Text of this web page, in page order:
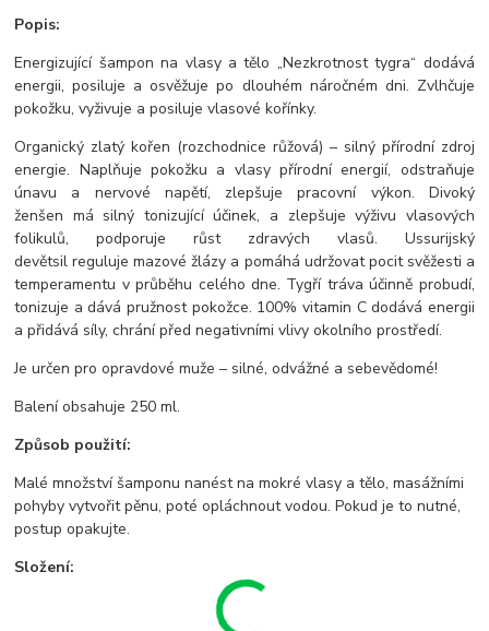
Popis:
Energizující šampon na vlasy a tělo „Nezkrotnost tygra“ dodává
energii, posiluje a osvěžuje po dlouhém náročném dni. Zvlhčuje
pokožku, vyživuje a posiluje vlasové kořínky.
Organický zlatý kořen (rozchodnice růžová) – silný přírodní zdroj
energie. Naplňuje pokožku a vlasy přírodní energií, odstraňuje
únavu a nervové napětí, zlepšuje pracovní výkon. Divoký
ženšen má silný tonizující účinek, a zlepšuje výživu vlasových
folikulů, podporuje růst zdravých vlasů. Ussurijský
devětsil reguluje mazové žlázy a pomáhá udržovat pocit svěžesti a
temperamentu v průběhu celého dne. Tygří tráva účinně probudí,
tonizuje a dává pružnost pokožce. 100% vitamin C dodává energii
a přidává síly, chrání před negativními vlivy okolního prostředí.
Je určen pro opravdové muže – silné, odvážné a sebevědomé!
Balení obsahuje 250 ml.
Způsob použití:
Malé množství šamponu nanést na mokré vlasy a tělo, masážními
pohyby vytvořit pěnu, poté opláchnout vodou. Pokud je to nutné,
postup opakujte.
Složení: